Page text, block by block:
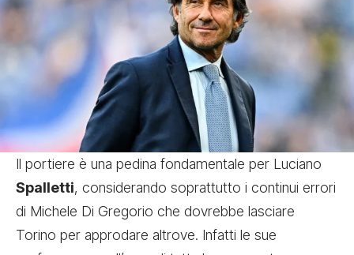
Il portiere è una pedina fondamentale per Luciano
Spalletti, considerando soprattutto i continui errori
di Michele Di Gregorio che dovrebbe lasciare
Torino per approdare altrove. Infatti le sue